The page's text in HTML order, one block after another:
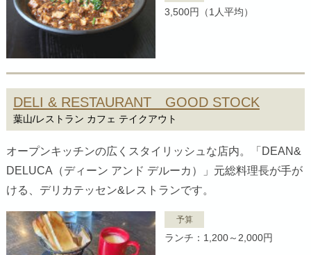
3,500円（1人平均）
DELI & RESTAURANT GOOD STOCK
葉山/レストラン カフェ テイクアウト
オープンキッチンの広くスタイリッシュな店内。「DEAN&
DELUCA（ディーン アンド デルーカ）」元総料理長が手が
ける、デリカテッセン&レストランです。
予算
ランチ：1,200～2,000円